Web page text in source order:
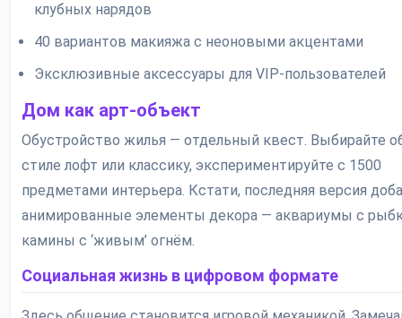
клубных нарядов
40 вариантов макияжа с неоновыми акцентами
Эксклюзивные аксессуары для VIP-пользователей
Дом как арт-объект
Обустройство жилья — отдельный квест. Выбирайте
стиле лофт или классику, экспериментируйте с 1500
предметами интерьера. Кстати, последняя версия
анимированные элементы декора — аквариумы с
камины с ‘живым’ огнём.
Социальная жизнь в цифровом формате